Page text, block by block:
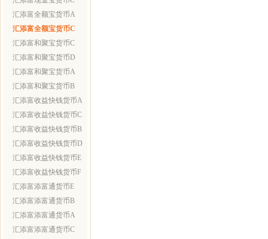
汇添富全额宝货币A
汇添富全额宝货币C
汇添富和聚宝货币C
汇添富和聚宝货币D
汇添富和聚宝货币A
汇添富和聚宝货币B
汇添富收益快钱货币A
汇添富收益快钱货币C
汇添富收益快钱货币B
汇添富收益快钱货币D
汇添富收益快钱货币E
汇添富收益快钱货币F
汇添富添富通货币E
汇添富添富通货币B
汇添富添富通货币A
汇添富添富通货币C